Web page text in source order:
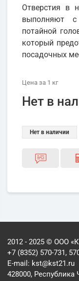
Отверстия в
выполняют
потайной
который
посадочных
Цена за 1 кг
Нет в
Нет в наличии
2012 - 2025 © ООО
+7 (8352) 570-731,
E-mail: kst@kst21.ru
428000,